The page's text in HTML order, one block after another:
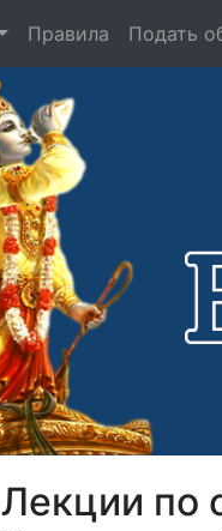
Правила Подать
Лекции по